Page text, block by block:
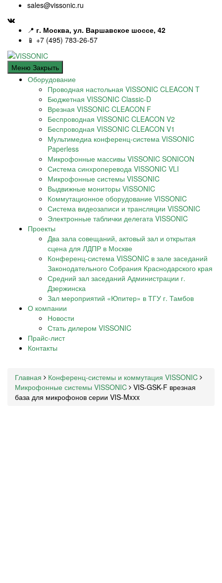
sales@vissonic.ru
📍 г. Москва, ул. Варшавское шоссе, 42
📱 +7 (495) 783-26-57
Меню Закрыть
Оборудование
Проводная настольная VISSONIC CLEACON T
Бюджетная VISSONIC Classic-D
Врезная VISSONIC CLEACON F
Беспроводная VISSONIC CLEACON V2
Беспроводная VISSONIC CLEACON V1
Мультимедиа конференц-система VISSONIC
Paperless
Микрофонные массивы VISSONIC SONICON
Система синхроперевода VISSONIC VLI
Микрофонные системы VISSONIC
Выдвижные мониторы VISSONIC
Коммутационное оборудование VISSONIC
Система видеозаписи и трансляции VISSONIC
Электронные таблички делегата VISSONIC
Проекты
Два зала совещаний, актовый зал и открытая
сцена для ЛДПР в Москве
Конференц-система VISSONIC в зале заседаний
Законодательного Собрания Краснодарского края
Средний зал заседаний Администрации г.
Дзержинска
Зал мероприятий «Юпитер» в ТГУ г. Тамбов
О компании
Новости
Стать дилером VISSONIC
Прайс-лист
Контакты
Главная
Конференц-системы и коммутация VISSONIC
Микрофонные системы VISSONIC
VIS-GSK-F врезная
база для микрофонов серии VIS-Mxxx